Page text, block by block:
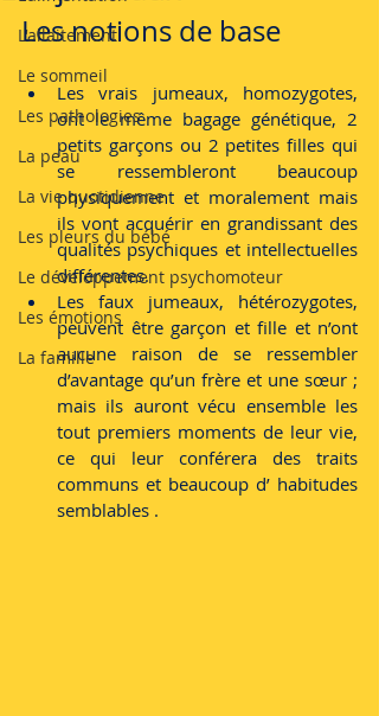
L'allaitement
Le sommeil
Les pathologies
La peau
La vie quotidienne
Les pleurs du bébé
Le développement psychomoteur
Les émotions
La famille
Les notions de base
Les vrais jumeaux, homozygotes,
ont le même bagage génétique, 2
petits garçons ou 2 petites filles qui
se ressembleront beaucoup
physiquement et moralement mais
ils vont acquérir en grandissant des
qualités psychiques et intellectuelles
différentes.
Les faux jumeaux, hétérozygotes,
peuvent être garçon et fille et n’ont
aucune raison de se ressembler
d’avantage qu’un frère et une sœur ;
mais ils auront vécu ensemble les
tout premiers moments de leur vie,
ce qui leur conférera des traits
communs et beaucoup d’ habitudes
semblables .